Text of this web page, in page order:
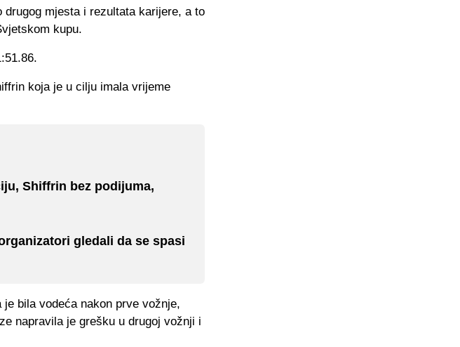
drugog mjesta i rezultata karijere, a to
kupu.
koja je u cilju imala vrijeme
Shiffrin bez podijuma,
gledali da se spasi
bila vodeća nakon prve vožnje,
napravila je grešku u drugoj vožnji i